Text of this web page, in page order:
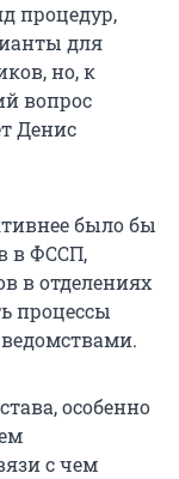
процедур,
для
но, к
вопрос
Денис
было бы
в ФССП,
в отделениях
процессы
особенно
с чем